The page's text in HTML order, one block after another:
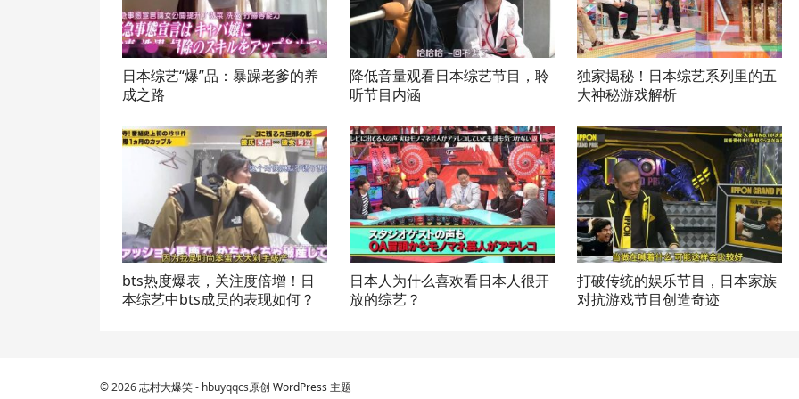
日本综艺“爆”品：暴躁老爹的养
成之路
降低音量观看日本综艺节目，聆
听节目内涵
独家揭秘！日本综艺系列里的五
大神秘游戏解析
bts热度爆表，关注度倍增！日
本综艺中bts成员的表现如何？
日本人为什么喜欢看日本人很开
放的综艺？
打破传统的娱乐节目，日本家族
对抗游戏节目创造奇迹
© 2026志村大爆笑- hbuyqqcs原创 WordPress 主题